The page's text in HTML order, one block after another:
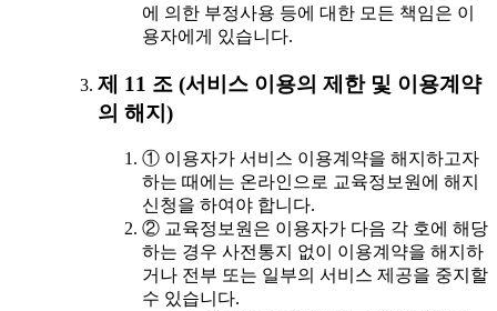
에 의한 부정사용 등에 대한 모든 책임은 이
용자에게 있습니다.
제 11 조 (서비스 이용의 제한 및 이용계약
의 해지)
① 이용자가 서비스 이용계약을 해지하고자
하는 때에는 온라인으로 교육정보원에 해지
신청을 하여야 합니다.
② 교육정보원은 이용자가 다음 각 호에 해당
하는 경우 사전통지 없이 이용계약을 해지하
거나 전부 또는 일부의 서비스 제공을 중지할
수 있습니다.